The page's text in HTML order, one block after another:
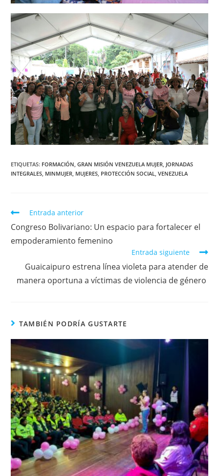
ETIQUETAS: FORMACIÓN, GRAN MISIÓN VENEZUELA MUJER, JORNADAS
INTEGRALES, MINMUJER, MUJERES, PROTECCIÓN SOCIAL, VENEZUELA
Entrada anterior
Congreso Bolivariano: Un espacio para fortalecer el
empoderamiento femenino
Entrada siguiente
Guaicaipuro estrena línea violeta para atender de
manera oportuna a víctimas de violencia de género
TAMBIÉN PODRÍA GUSTARTE